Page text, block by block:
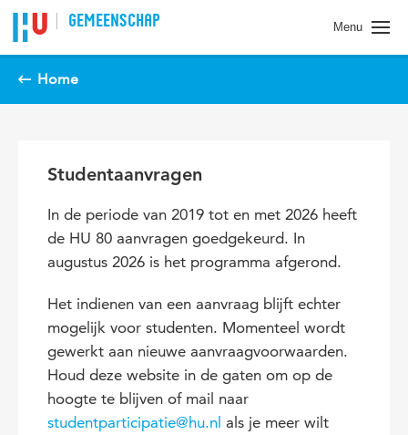
Spring naar pagina inhoud
GEMEENSCHAP Menu
Home
Studentaanvragen
In de periode van 2019 tot en met 2026 heeft
de HU 80 aanvragen goedgekeurd. In
augustus 2026 is het programma afgerond.
Het indienen van een aanvraag blijft echter
mogelijk voor studenten. Momenteel wordt
gewerkt aan nieuwe aanvraagvoorwaarden.
Houd deze website in de gaten om op de
hoogte te blijven of mail naar
studentparticipatie@hu.nl als je meer wilt